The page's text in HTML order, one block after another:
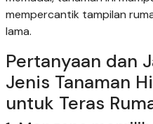
mempercantik tampilan
lama.
Pertanyaan dan
Jenis Tanaman
untuk Teras